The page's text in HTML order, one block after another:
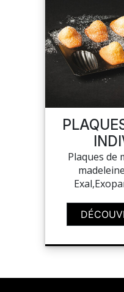
Plaques de